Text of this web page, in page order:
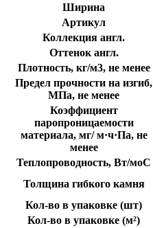
Ширина
Артикул
Коллекция англ.
Оттенок англ.
Плотность, кг/м3, не менее
Предел прочности на изгиб,
МПа, не менее
Коэффициент
паропроницаемости
материала, мг/ м·ч·Па, не
менее
Теплопроводность, Вт/моС
Толщина гибкого камня
Кол-во в упаковке (шт)
Кол-во в упаковке (м²)